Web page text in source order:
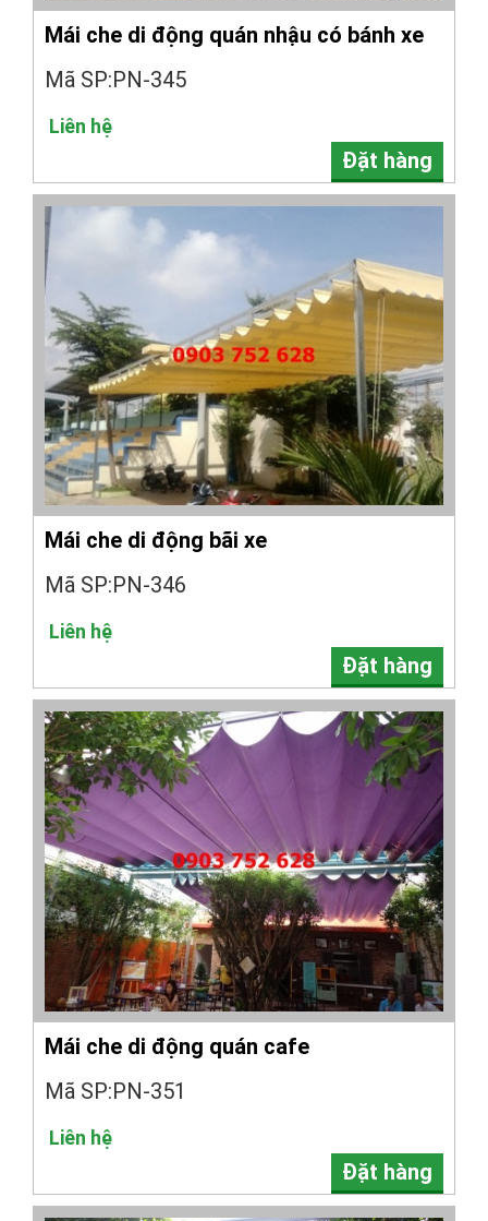
Mái che di động quán nhậu có bánh xe
Mã SP:PN-345
Liên hệ
Đặt hàng
Mái che di động bãi xe
Mã SP:PN-346
Liên hệ
Đặt hàng
Mái che di động quán cafe
Mã SP:PN-351
Liên hệ
Đặt hàng